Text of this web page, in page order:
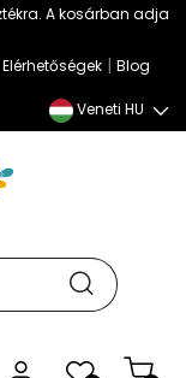
A kosárban adja
Elérhetőségek | Blog
Veneti HU